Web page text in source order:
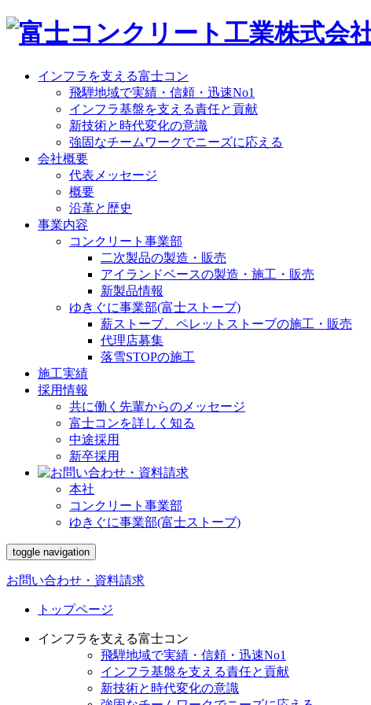
インフラを支える富士コン
飛騨地域で実績・信頼・迅速No1
インフラ基盤を支える責任と貢献
新技術と時代変化の意識
強固なチームワークでニーズに応える
会社概要
代表メッセージ
概要
沿革と歴史
事業内容
コンクリート事業部
二次製品の製造・販売
アイランドベースの製造・施工・販売
新製品情報
ゆきぐに事業部(富士ストーブ)
薪ストーブ、ペレットストーブの施工・販売
代理店募集
落雪STOPの施工
施工実績
採用情報
共に働く先輩からのメッセージ
富士コンを詳しく知る
中途採用
新卒採用
本社
コンクリート事業部
ゆきぐに事業部(富士ストーブ)
toggle navigation
お問い合わせ・資料請求
トップページ
インフラを支える富士コン
飛騨地域で実績・信頼・迅速No1
インフラ基盤を支える責任と貢献
新技術と時代変化の意識